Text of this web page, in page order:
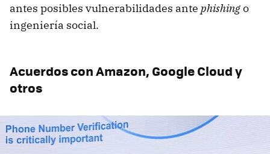
antes posibles vulnerabilidades ante phishingo
ingeniería social.
Acuerdos con Amazon, Google Cloud y
otros